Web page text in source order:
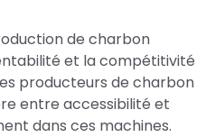
de charbon
et la compétitivité
producteurs de charbon
entre accessibilité et
dans ces machines.